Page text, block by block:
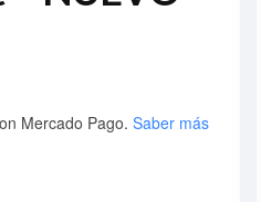
Mercado Pago. Saber más